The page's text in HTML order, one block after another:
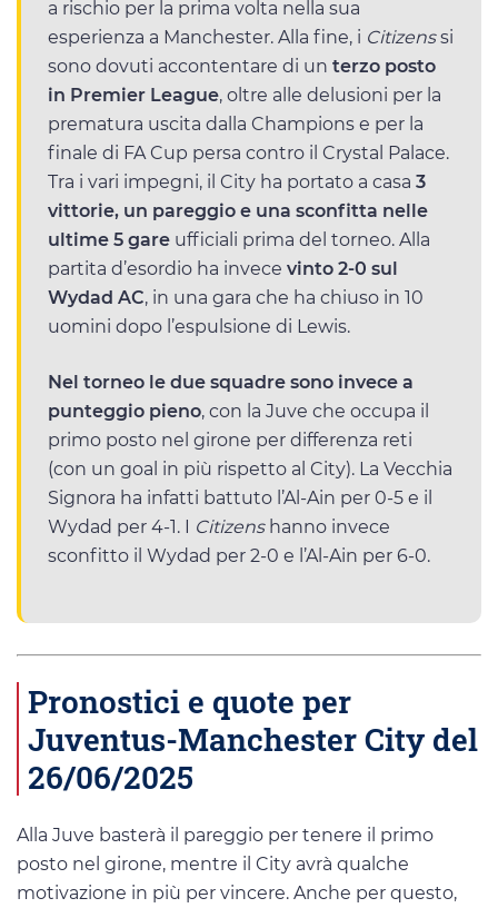
a rischio per la prima volta nella sua
esperienza a Manchester. Alla fine, i Citizenssi
sono dovuti accontentare di un terzo posto
in Premier League, oltre alle delusioni per la
prematura uscita dalla Champions e per la
finale di FA Cup persa contro il Crystal Palace.
Tra i vari impegni, il City ha portato a casa 3
vittorie, un pareggio e una sconfitta nelle
ultime 5 gare ufficiali prima del torneo. Alla
partita d’esordio ha invece vinto 2-0 sul
Wydad AC, in una gara che ha chiuso in 10
uomini dopo l’espulsione di Lewis.
Nel torneo le due squadre sono invece a
punteggio pieno, con la Juve che occupa il
primo posto nel girone per differenza reti
(con un goal in più rispetto al City). La Vecchia
Signora ha infatti battuto l’Al-Ain per 0-5 e il
Wydad per 4-1. I Citizenshanno invece
sconfitto il Wydad per 2-0 e l’Al-Ain per 6-0.
Pronostici e quote per
Juventus-Manchester City del
26/06/2025
Alla Juve basterà il pareggio per tenere il primo
posto nel girone, mentre il City avrà qualche
motivazione in più per vincere. Anche per questo,